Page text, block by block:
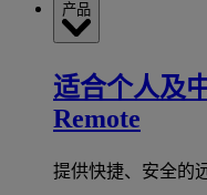
产品
适合个人及
Remote
提供快捷、安全的